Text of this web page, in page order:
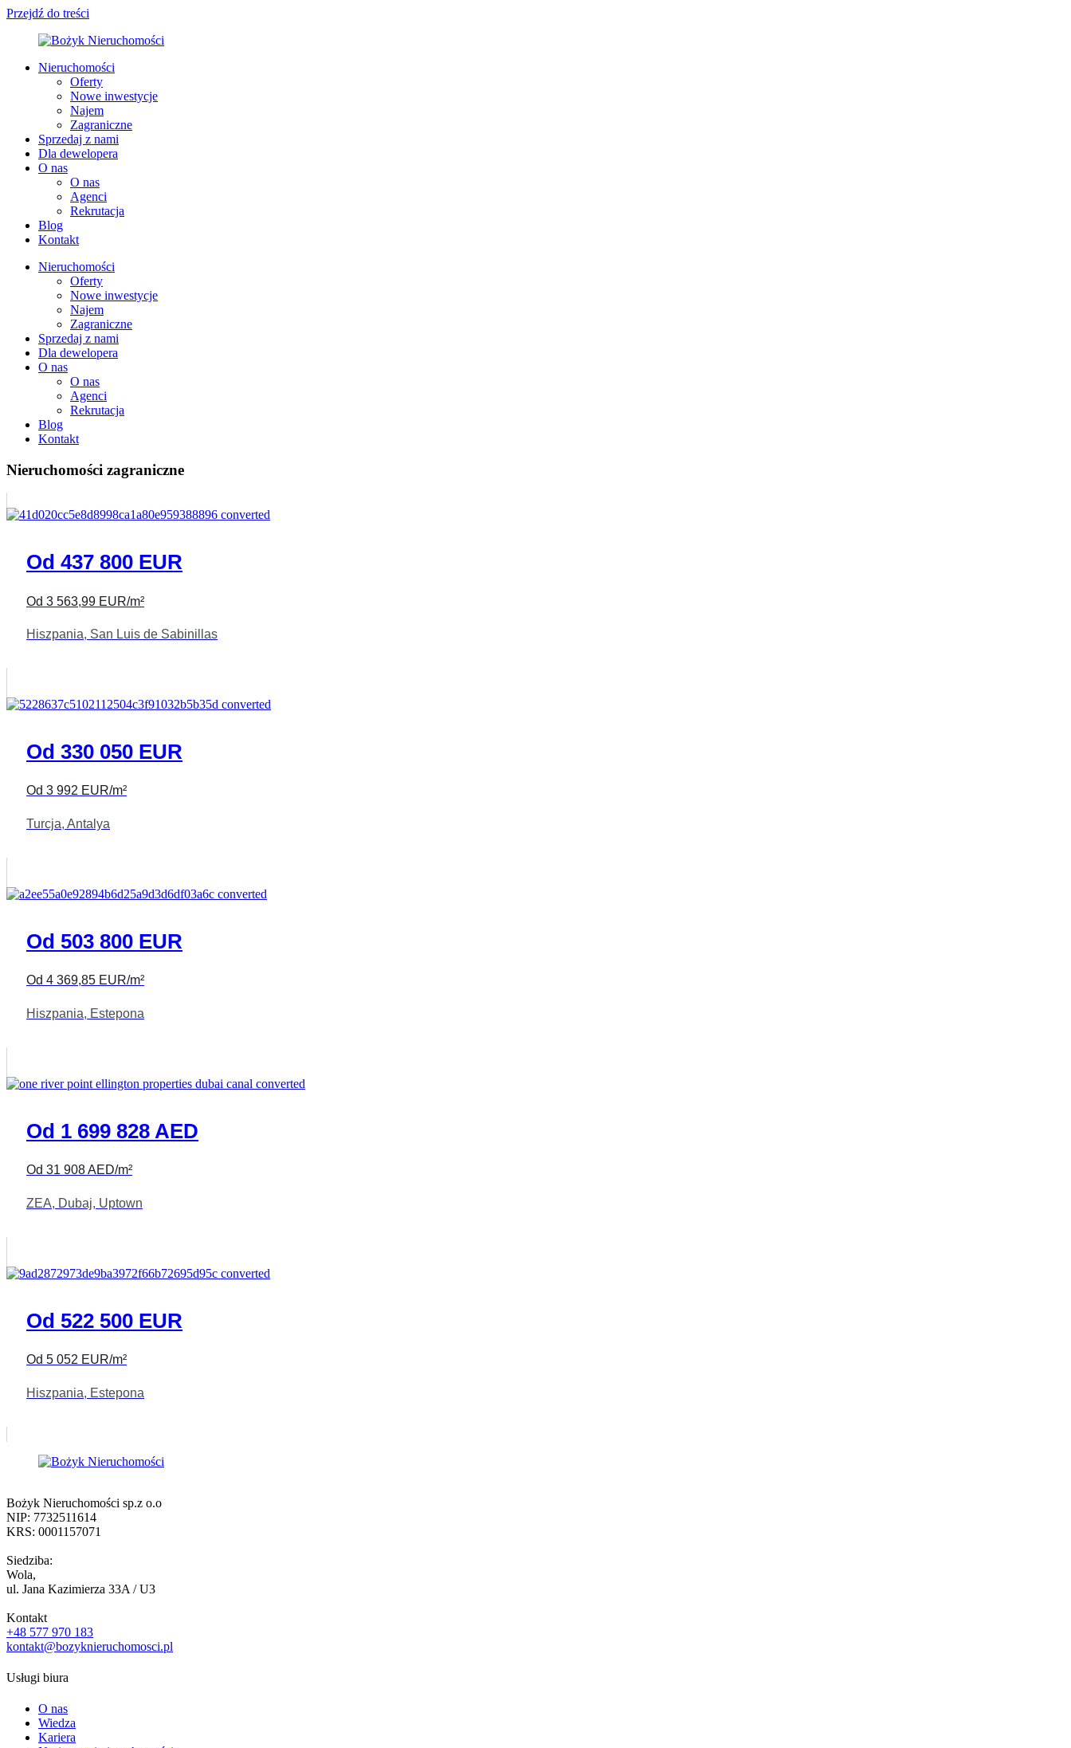
Przejdź do treści
Nieruchomości
Oferty
Nowe inwestycje
Najem
Zagraniczne
Sprzedaj z nami
Dla dewelopera
O nas
O nas
Agenci
Rekrutacja
Blog
Kontakt
Nieruchomości
Oferty
Nowe inwestycje
Najem
Zagraniczne
Sprzedaj z nami
Dla dewelopera
O nas
O nas
Agenci
Rekrutacja
Blog
Kontakt
Nieruchomości zagraniczne
Od 437 800 EUR
Od 3 563,99 EUR/m²
Hiszpania, San Luis de Sabinillas
Od 330 050 EUR
Od 3 992 EUR/m²
Turcja, Antalya
Od 503 800 EUR
Od 4 369,85 EUR/m²
Hiszpania, Estepona
Od 1 699 828 AED
Od 31 908 AED/m²
ZEA, Dubaj, Uptown
Od 522 500 EUR
Od 5 052 EUR/m²
Hiszpania, Estepona
Bożyk Nieruchomości sp.z o.o
NIP: 7732511614
KRS: 0001157071
Siedziba:
Wola,
ul. Jana Kazimierza 33A / U3
Kontakt
+48 577 970 183
kontakt@bozyknieruchomosci.pl
Usługi biura
O nas
Wiedza
Kariera